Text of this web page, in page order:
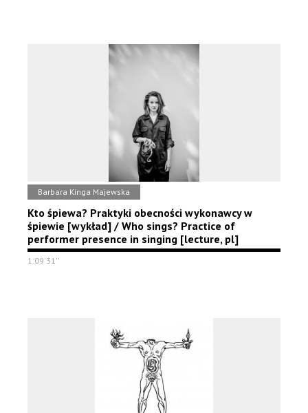
Barbara Kinga Majewska
Kto śpiewa? Praktyki obecności wykonawcy w
śpiewie [wykład] / Who sings? Practice of
performer presence in singing [lecture, pl]
1:09'31''